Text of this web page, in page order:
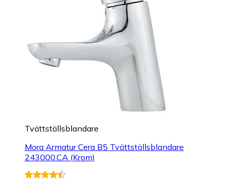
Tvättställsblandare
Mora Armatur Cera B5 Tvättställsblandare
243000.CA (Krom)